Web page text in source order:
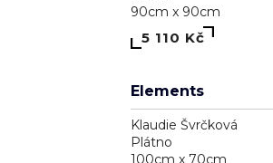
Poupě
Klaudie Švrčková
7 110 Kč